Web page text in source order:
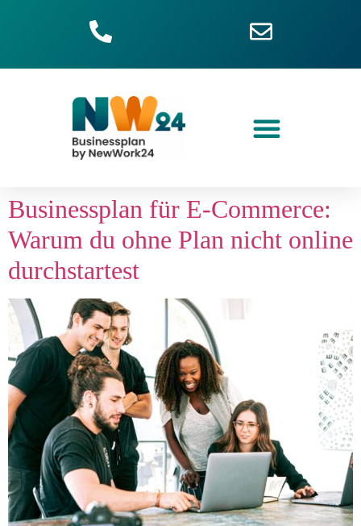
Businessplan für E-Commerce:
Warum du ohne Plan nicht online
durchstartest